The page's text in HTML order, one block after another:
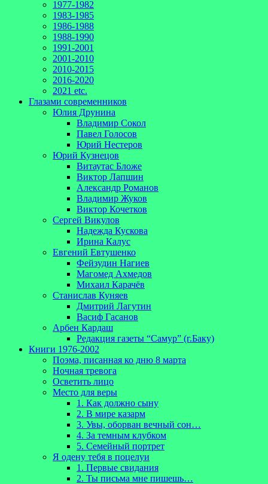
1977-1982
1983-1985
1986-1988
1988-1990
1991-2001
2001-2010
2010-2015
2016-2020
2021 etc.
Глазами современников
Юлия Друнина
Владимир Сокол
Павел Голосов
Юрий Нестеров
Юрий Кузнецов
Витаутас Бложе
Виктор Лапшин
Александр Романов
Владимир Жуков
Виктор Кочетков
Сергей Викулов
Надежда Кускова
Ирина Калус
Евгений Евтушенко
Фейзудин Нагиев
Магомед Ахмедов
Михаил Карачёв
Станислав Куняев
Дмитрий Лагутин
Васиф Гасанов
Арбен Кардаш
Редакция газеты “Самур” (г.Баку)
Книги 1976-2002
Поэма, писанная ко дню 8 марта
Ночная тревога
Осветить лицо
Место для веры
1. Как должно сыну
2. В мире казарм
3. Увы, оборван вечный сон…
4. За темным клубком
5. Семейный портрет
Я одену тебя в поцелуи
1. Первые свидания
2. Ты письма мне пишешь…